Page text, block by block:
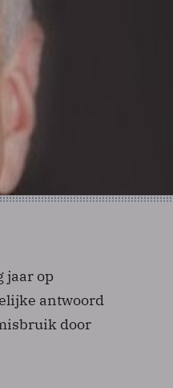
jaar op
antwoord
door